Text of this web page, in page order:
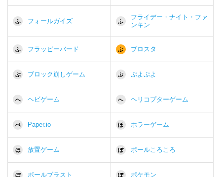
ふ フォールガイズ ふ
フライデー・ナイト・ファ
ンキン
ふ フラッピーバード ぶ ブロスタ
ぶ ブロック崩しゲーム ぷ ぷよぷよ
へ ヘビゲーム へ ヘリコプターゲーム
ぺ Paper.io ほ ホラーゲーム
ほ 放置ゲーム ぼ ボールころころ
ぼ ボールブラスト ぽ ポケモン